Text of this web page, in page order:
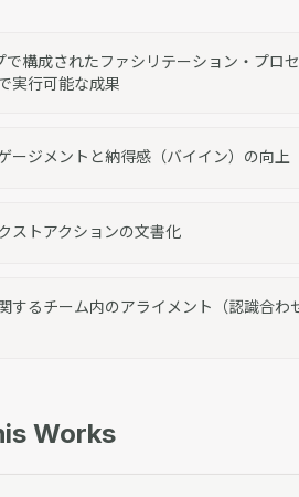
で構成されたファシリテーション・プロ
実行可能な成果
ージメントと納得感（バイイン）の向上
ストアクションの文書化
するチーム内のアライメント（認識合わ
Works